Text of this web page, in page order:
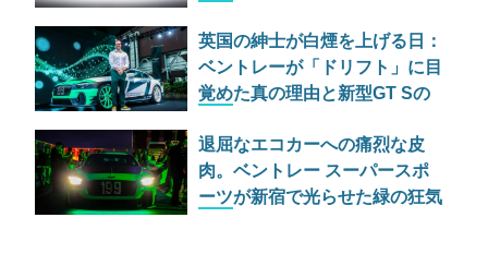
英国の紳士が白煙を上げる日：
ベントレーが「ドリフト」に目
覚めた真の理由と新型GT Sの
退屈なエコカーへの痛烈な皮
肉。ベントレー スーパースポ
ーツが新宿で光らせた緑の狂気